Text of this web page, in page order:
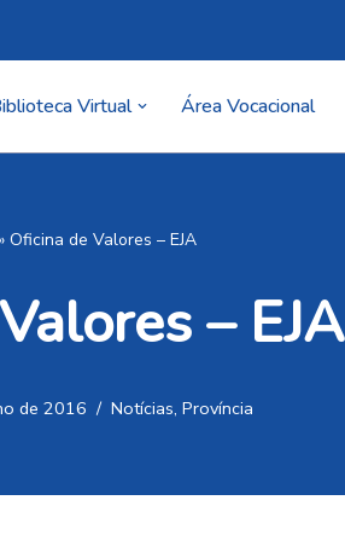
Virtual Área Vocacional
» Oficina de Valores – EJA
– EJA
de 2016 Notícias, Província